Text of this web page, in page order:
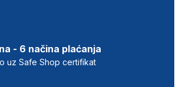
- 6 načina plaćanja
uz Safe Shop certifikat